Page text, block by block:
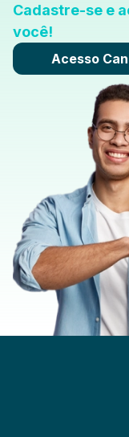
Cadastre-se e
você!
Acesso